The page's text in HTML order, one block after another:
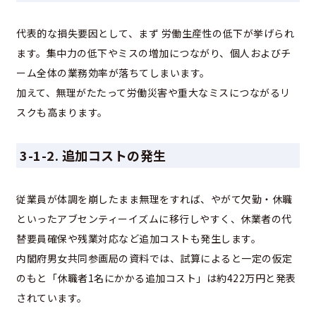
代表的な損失要因として、まず 労働生産性の低下が挙げられ
ます。集中力の低下やミスの増加につながり、個人およびチ
ーム全体の業務効率が落ちてしまいます。
加えて、無理がたたって労働災害や重大なミスにつながるリ
スクも高まります。
3-1-2. 追加コストの発生
従業員が体調を崩したまま無理をすれば、やがて欠勤・休職
といったアブセンティーイズムに移行しやすく、休業者の代
替要員確保や残業対応など追加コストも発生します。
内閣府男女共同参画局の資料では、試算によると一定の仮定
のもと「休職者1名にかかる追加コスト」は約422万円と発表
されています。